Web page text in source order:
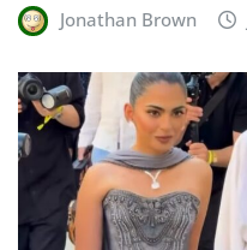
Jonathan Brown